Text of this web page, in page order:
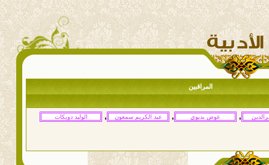
المراقبين
,
,
,